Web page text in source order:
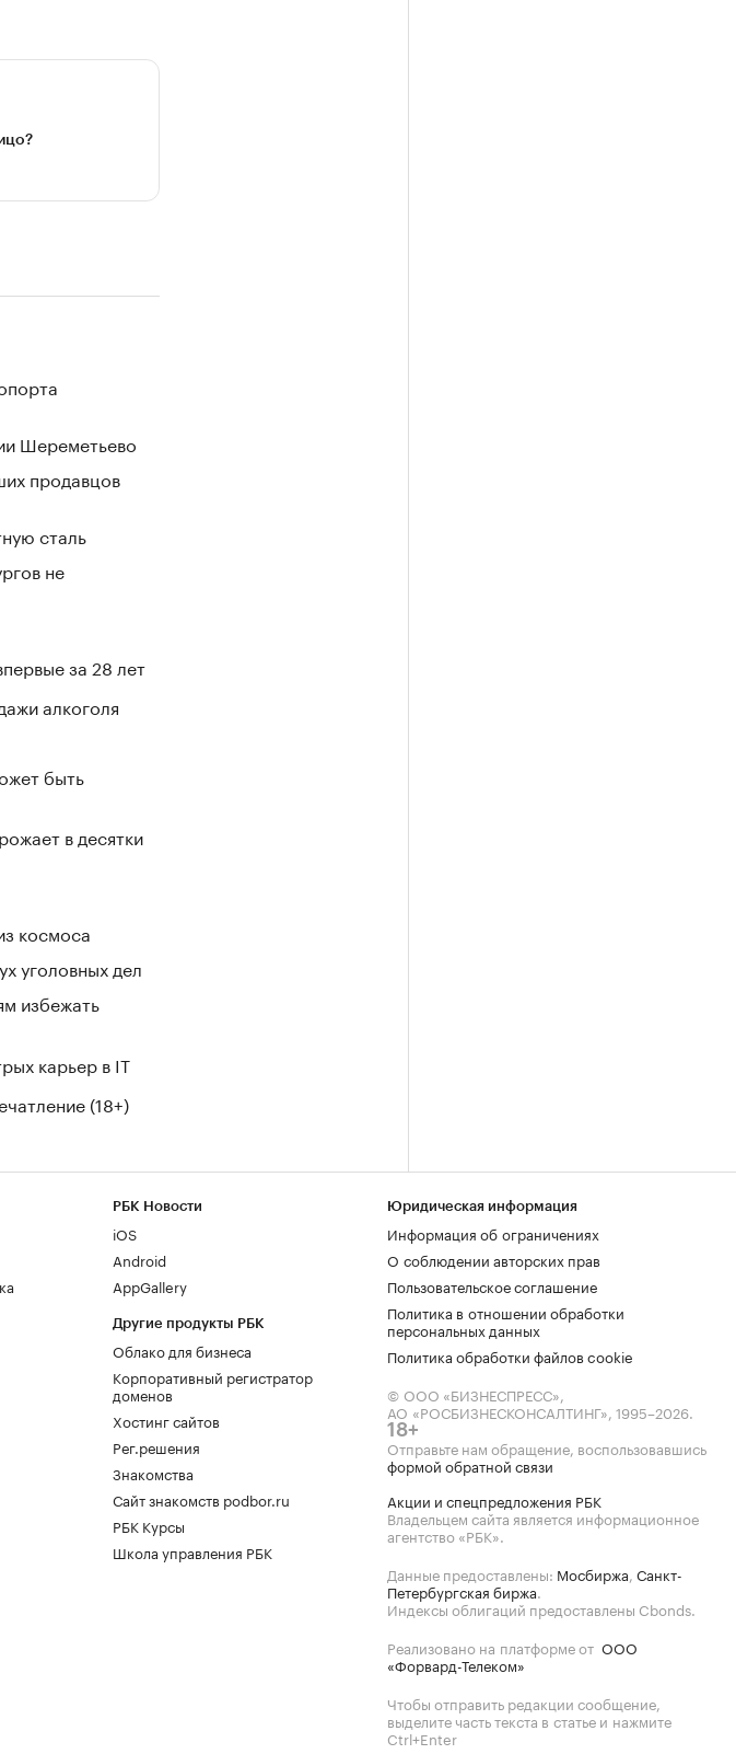
Шереметьево
продавцов
сталь
не
за 28 лет
алкоголя
быть
в десятки
космоса
уголовных дел
избежать
карьер в IT
(18+)
РБК Новости
iOS
Android
AppGallery
Другие продукты РБК
Облако для бизнеса
Корпоративный регистратор
доменов
Хостинг сайтов
Рег.решения
Знакомства
Сайт знакомств podbor.ru
РБК Курсы
Школа управления РБК
Юридическая информация
Информация об ограничениях
О соблюдении авторских прав
Пользовательское соглашение
Политика в отношении обработки
персональных данных
Политика обработки файлов cookie
© ООО «БИЗНЕСПРЕСС»,
АО «РОСБИЗНЕСКОНСАЛТИНГ», 1995–2026.
18+
Отправьте нам обращение, воспользовавшись
формой обратной связи
Акции и спецпредложения РБК
Владельцем сайта является информационное
агентство «РБК».
Данные предоставлены: Мосбиржа, Санкт-
Петербургская биржа.
Индексы облигаций предоставлены Cbonds.
Реализовано на платформе от ООО
«Форвард-Телеком»
Чтобы отправить редакции сообщение,
выделите часть текста в статье и нажмите
Ctrl+Enter